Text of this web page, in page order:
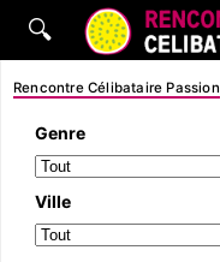
🔍
Rencontre Célibataire Passion
Genre
Ville